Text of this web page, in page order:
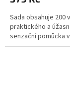
Sada obsahuje 200
praktického a
senzační pomůcka